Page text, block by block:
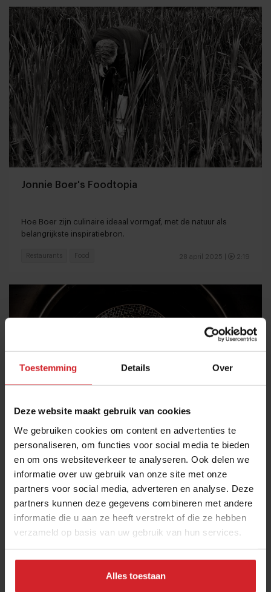
Toestemming Details Over
Deze website maakt gebruik van cookies
We gebruiken cookies om content en advertenties te
personaliseren, om functies voor social media te bieden
en om ons websiteverkeer te analyseren. Ook delen we
informatie over uw gebruik van onze site met onze
partners voor social media, adverteren en analyse. Deze
partners kunnen deze gegevens combineren met andere
informatie die u aan ze heeft verstrekt of die ze hebben
verzameld op basis van uw gebruik van hun services.
Alles toestaan
Jonnie Boer's Foodtopia
Hoe Boer zijn culinaire ideaal vormgaf, met de natuur als
belangrijkste inspiratiebron.
28 april 2025 2:19
Restaurants Food
10 trending snacktrends
Fastservice- en snackexpert Ubel Zuiderveld bijt zich vast in
27 april 2025| 4 min
Fastservice Food